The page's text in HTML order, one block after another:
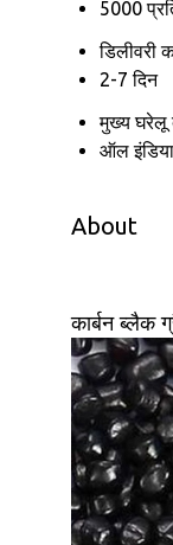
5000
डिलीवरी
2-7 दिन
मुख्य घरेलू
ऑल इंडिया
About
कार्बन ब्लैक